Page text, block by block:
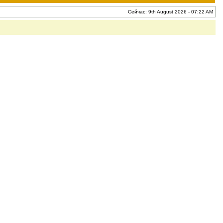
Сейчас: 9th August 2026 - 07:22 AM